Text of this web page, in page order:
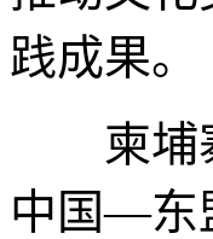
践成果。
柬埔寨
中国—东